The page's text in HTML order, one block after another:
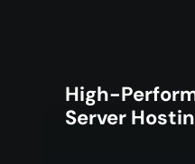
High-
Server